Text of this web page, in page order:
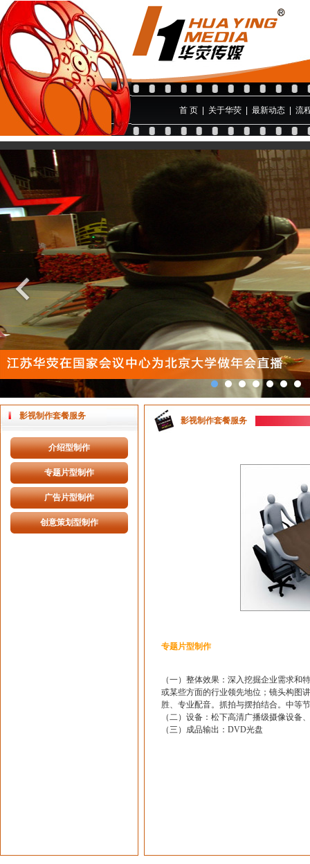
首 页| 关于华荧| 最新动态| 流
影视制作套餐服务
介绍型制作
专题片型制作
广告片型制作
创意策划型制作
影视制作套餐服务
专题片型制作
（一）整体效果：深入挖掘企业需求和
或某些方面的行业领先地位；镜头构图
胜、专业配音。抓拍与摆拍结合。中等
（二）设备：松下高清广播级摄像设备
（三）成品输出：DVD光盘